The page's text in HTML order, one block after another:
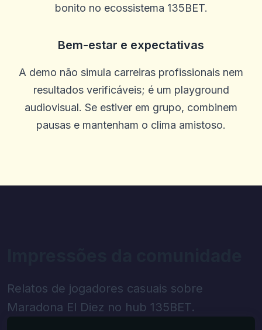
bonito no ecossistema 135BET.
Bem-estar e expectativas
A demo não simula carreiras profissionais nem
resultados verificáveis; é um playground
audiovisual. Se estiver em grupo, combinem
pausas e mantenham o clima amistoso.
Relatos de jogadores casuais sobre
Maradona El Diez no hub 135BET.
0
Só posso recomendar que não há problemas e o dinheiro é pago em
0 0
Alexander Kutscher
2025-09-29 00:46:41
Tão muito legal. Grande escolha de jogo e bom atendimento ao
cliente.
0 0
J
JACINTA NICKERSON
2025-09-19 04:46:20